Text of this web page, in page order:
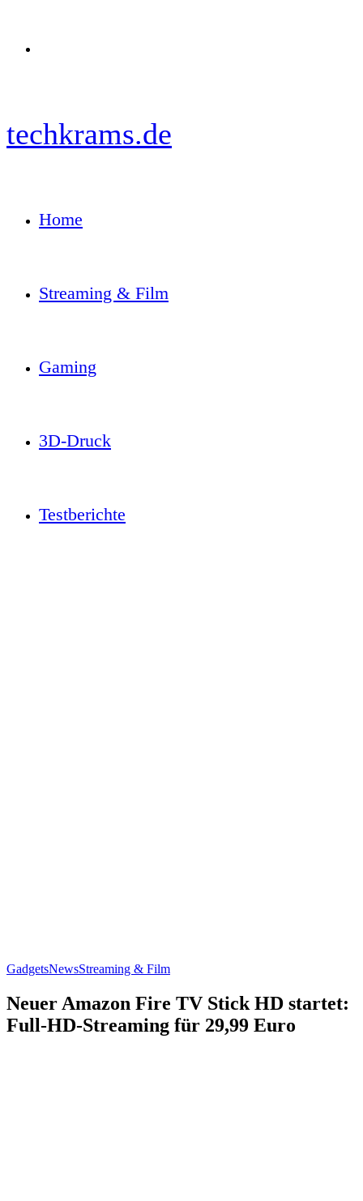
techkrams.de
Home
Streaming & Film
Gaming
3D-Druck
Testberichte
GadgetsNewsStreaming & Film
Neuer Amazon Fire TV Stick HD startet:
Full-HD-Streaming für 29,99 Euro